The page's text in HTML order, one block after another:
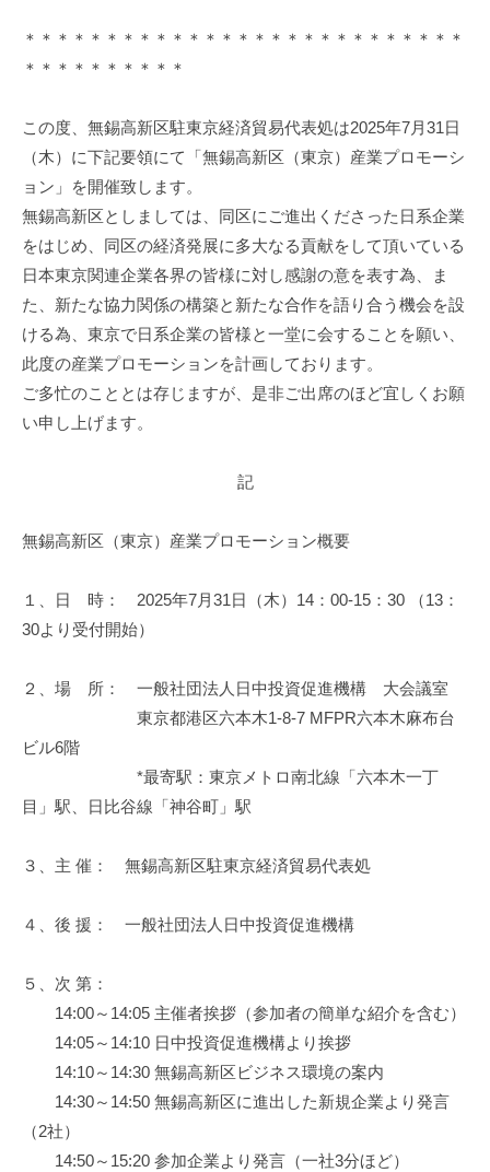
＊＊＊＊＊＊＊＊＊＊＊＊＊＊＊＊＊＊＊＊＊＊＊＊＊＊＊
＊＊＊＊＊＊＊＊＊＊
この度、無錫高新区駐東京経済貿易代表処は2025年7月31日
（木）に下記要領にて「無錫高新区（東京）産業プロモーシ
ョン」を開催致します。
無錫高新区としましては、同区にご進出くださった日系企業
をはじめ、同区の経済発展に多大なる貢献をして頂いている
日本東京関連企業各界の皆様に対し感謝の意を表す為、ま
た、新たな協力関係の構築と新たな合作を語り合う機会を設
ける為、東京で日系企業の皆様と一堂に会することを願い、
此度の産業プロモーションを計画しております。
ご多忙のこととは存じますが、是非ご出席のほど宜しくお願
い申し上げます。
記
無錫高新区（東京）産業プロモーション概要
１、日 時： 2025年7月31日（木）14：00-15：30 （13：
30より受付開始）
２、場 所： 一般社団法人日中投資促進機構 大会議室
東京都港区六本木1-8-7 MFPR六本木麻布台
ビル6階
*最寄駅：東京メトロ南北線「六本木一丁
目」駅、日比谷線「神谷町」駅
３、主 催： 無錫高新区駐東京経済貿易代表処
４、後 援： 一般社団法人日中投資促進機構
５、次 第：
14:00～14:05 主催者挨拶（参加者の簡単な紹介を含む）
14:05～14:10 日中投資促進機構より挨拶
14:10～14:30 無錫高新区ビジネス環境の案内
14:30～14:50 無錫高新区に進出した新規企業より発言
（2社）
14:50～15:20 参加企業より発言（一社3分ほど）